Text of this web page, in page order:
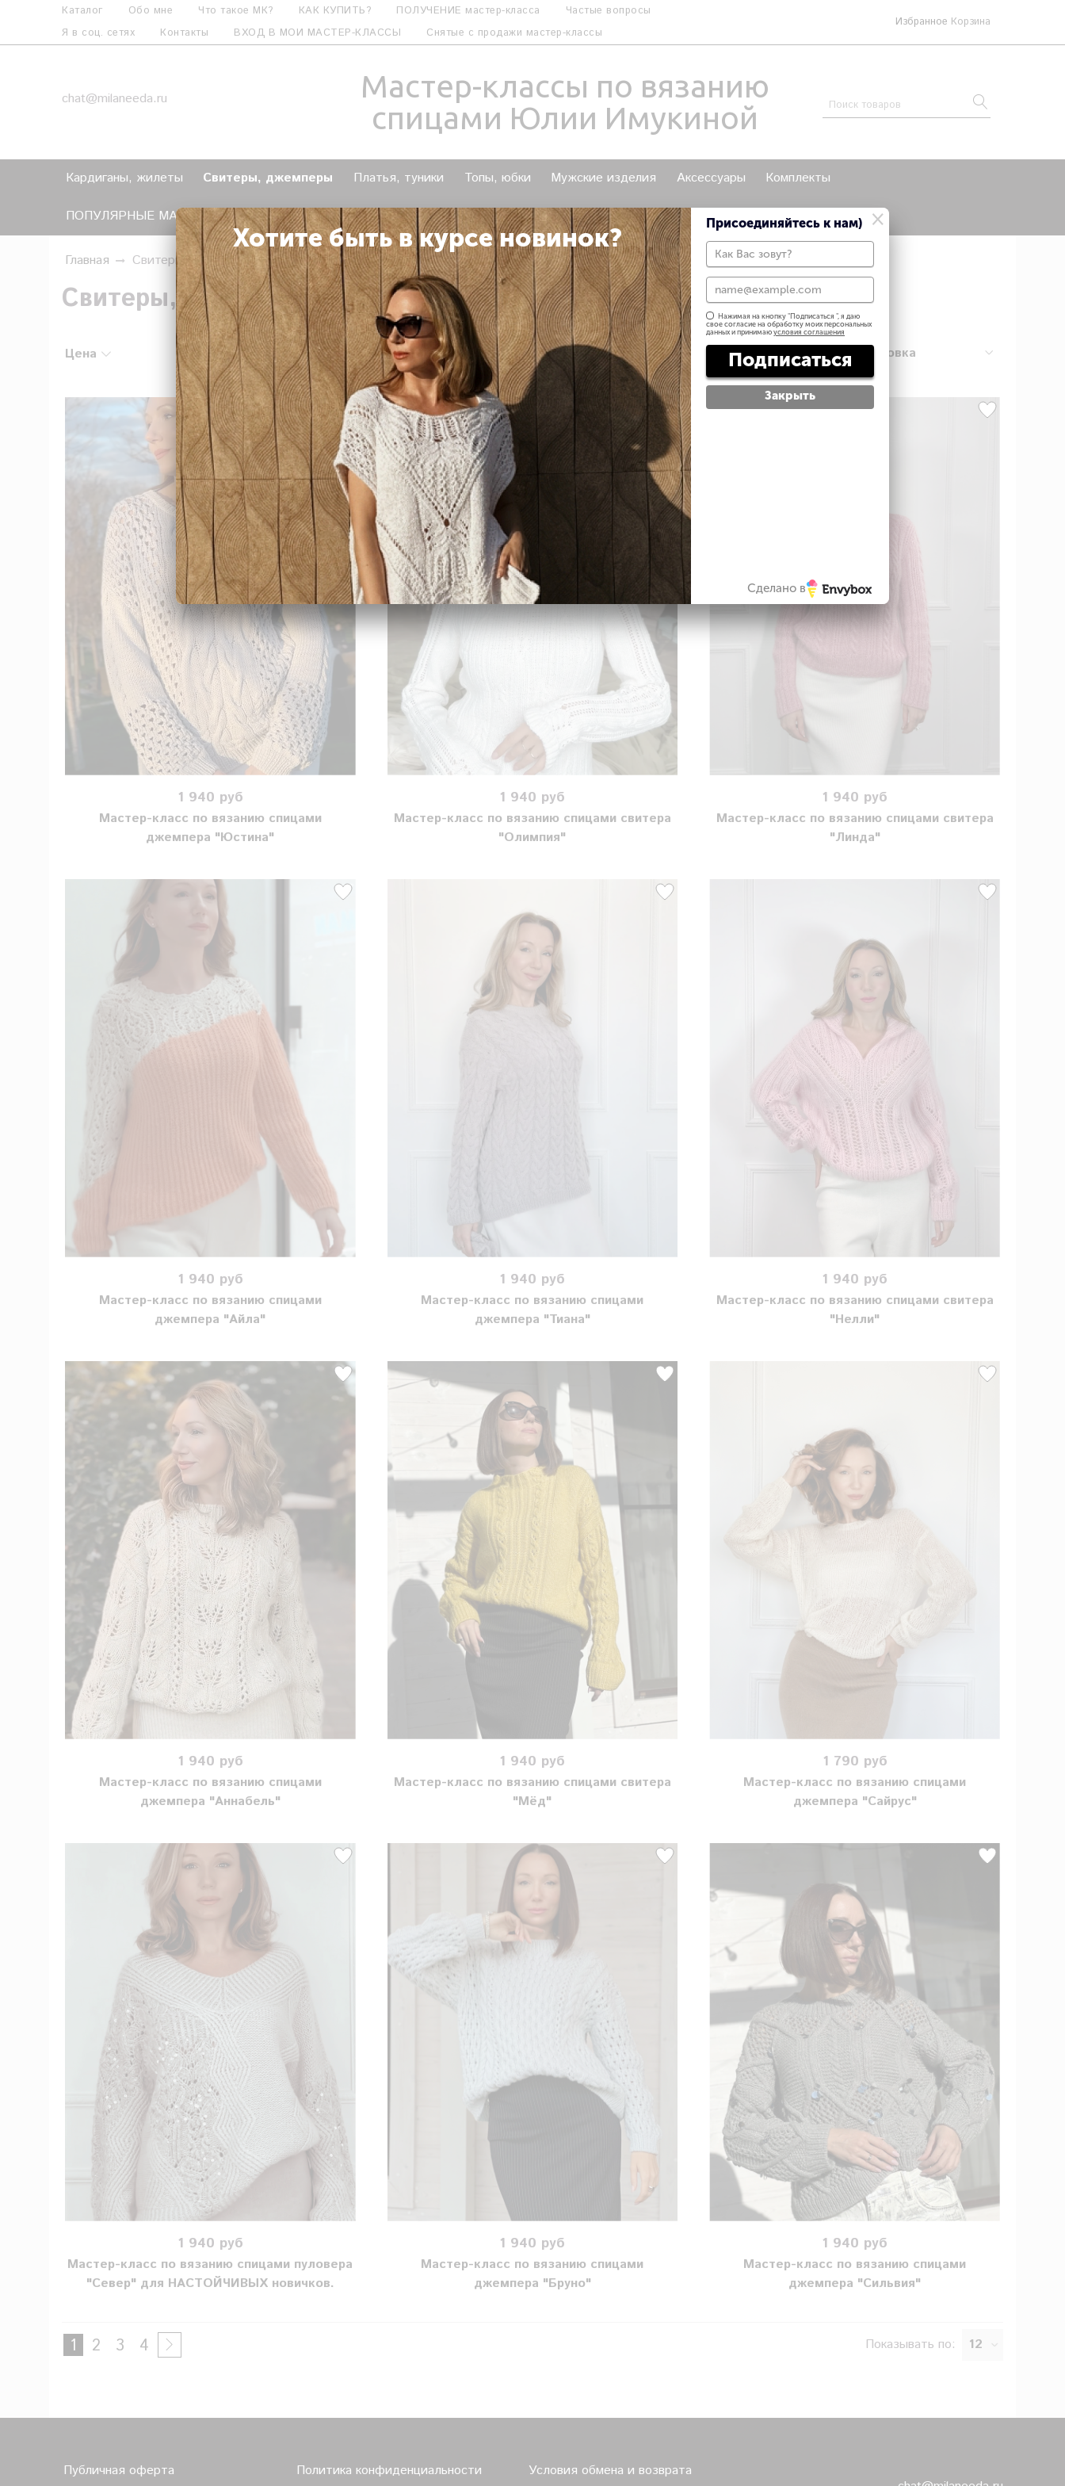
Каталог Обо мне Что такое МК? КАК КУПИТЬ? ПОЛУЧЕНИЕ мастер-класса
Частые вопросы
Я в соц. сетях
Контакты ВХОД В МОИ МАСТЕР-КЛАССЫ Снятые с продажи мастер-классы
Избранное Корзина
chat@milaneeda.ru
Мастер-классы по вязанию
спицами Юлии Имукиной
Кардиганы, жилеты Свитеры, джемперы Платья, туники Топы, юбки Мужские изделия Аксессуары Комплекты
ПОПУЛЯРНЫЕ МАСТЕР-КЛАССЫ Как СЭКОНОМИТЬ? ВЕСНА-ЛЕТО ОСЕНЬ-ЗИМА Вход в мои мастер классы
Главная Свитеры, джемперы
Свитеры, джемперы
Цена
1 940 руб
Мастер-класс по вязанию спицами
джемпера "Юстина"
1 940 руб
Мастер-класс по вязанию спицами свитера
"Олимпия"
1 940 руб
Мастер-класс по вязанию спицами свитера
"Линда"
1 940 руб
Мастер-класс по вязанию спицами
джемпера "Айла"
1 940 руб
Мастер-класс по вязанию спицами
джемпера "Тиана"
1 940 руб
Мастер-класс по вязанию спицами свитера
"Нелли"
1 940 руб
Мастер-класс по вязанию спицами
джемпера "Аннабель"
1 940 руб
Мастер-класс по вязанию спицами свитера
"Мёд"
1 790 руб
Мастер-класс по вязанию спицами
джемпера "Сайрус"
1 940 руб
Мастер-класс по вязанию спицами пуловера
"Север" для НАСТОЙЧИВЫХ новичков.
1 940 руб
Мастер-класс по вязанию спицами
джемпера "Бруно"
1 940 руб
Мастер-класс по вязанию спицами
джемпера "Сильвия"
1 2 3 4 Показывать по:
Публичная оферта Политика конфиденциальности
Условия обмена и возврата
Хотите быть в курсе новинок?
×
Присоединяйтесь к нам)
Нажимая на кнопку "Подписаться ", я даю
свое согласие на обработку моих персональных
данных и принимаю условия соглашения
Подписаться
Закрыть
Сделано в